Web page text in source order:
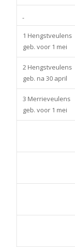
1 Hengstveulens
geb. voor 1 mei
2 Hengstveulens
geb. na 30 april
3 Merrieveulens
geb. voor 1 mei